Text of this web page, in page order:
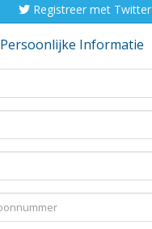
Registreer met Twitter
Persoonlijke Informatie